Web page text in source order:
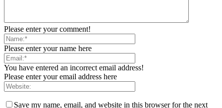
Please enter your comment!
Please enter your name here
You have entered an incorrect email address!
Please enter your email address here
Save my name, email, and website in this browser for the next